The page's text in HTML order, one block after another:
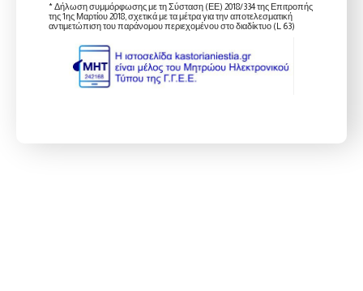
* Δήλωση συμμόρφωσης με τη Σύσταση (ΕΕ) 2018/334 της Επιτροπής
της 1ης Μαρτίου 2018, σχετικά με τα μέτρα για την αποτελεσματική
αντιμετώπιση του παράνομου περιεχομένου στο διαδίκτυο (L 63)